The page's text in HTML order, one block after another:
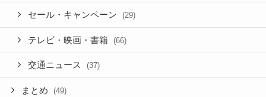
セール・キャンペーン (29)
テレビ・映画・書籍 (66)
交通ニュース (37)
まとめ (49)